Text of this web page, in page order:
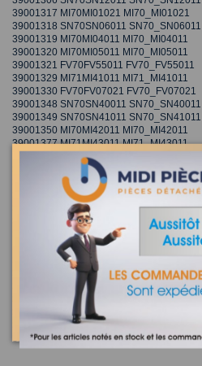
39001317 MI70MI01021 MI70_MI01021
39001318 SN70SN06011 SN70_SN06011
39001319 MI70MI04011 MI70_MI04011
39001320 MI70MI05011 MI70_MI05011
39001321 FV70FV55011 FV70_FV55011
39001329 MI71MI41011 MI71_MI41011
39001330 FV70FV07021 FV70_FV07021
39001348 SN70SN40011 SN70_SN40011
39001349 SN70SN41011 SN70_SN41011
39001350 MI70MI42011 MI70_MI42011
39001377 MI71MI43011 MI71_MI43011
39001381 FV71FV08011 FV71_FV08011
39001382 FV71FV50011 FV71_FV50011
39001389 RE71RX01011 RE71_RX01011
39001415 SN70SN19011 SN70_SN19011
39001424 XP81XP25011 XP81_XP25011
39001425 XP81XP15011 XP81_XP15011
39001426 SN70SN75011 SN70_SN75011
39001461 SN70SN55011 SN70_SN55011
39001489 SN70SN41011 SN70/SN41011
39001493 SN70SN15011 SN70/SN15011
39001494 SN70SN16011 SN70/SN16011
39001495 SN70SN19011 SN70/SN19011
39001496 SN70SN75011 SN70/SN75011
39001497 SN70SN55011 SN70/SN55011
39001503 SN70SN56011 SN70_SN56011